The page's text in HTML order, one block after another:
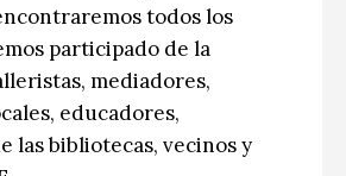
todos los
participado de la
mediadores,
educadores,
las bibliotecas, vecinos y